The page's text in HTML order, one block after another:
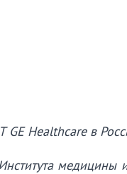
Healthcare в
медицины